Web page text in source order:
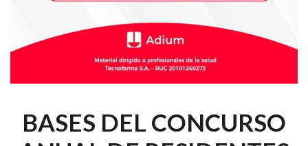
BASES DEL CONCURSO